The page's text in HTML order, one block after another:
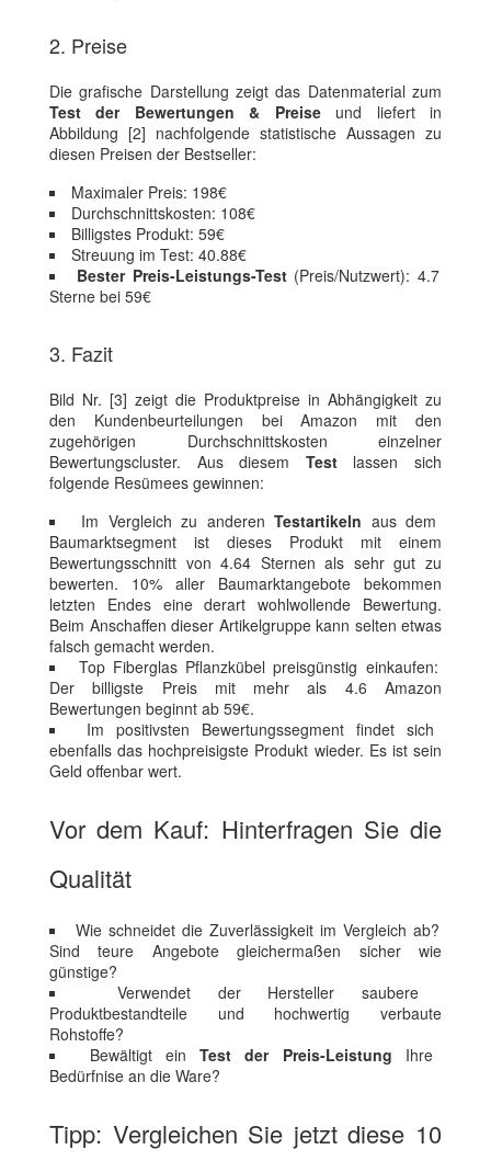
2. Preise
Die grafische Darstellung zeigt das Datenmaterial zum
Test der Bewertungen & Preiseund liefert in
Abbildung [2] nachfolgende statistische Aussagen zu
diesen Preisen der Bestseller:
Maximaler Preis: 198€
Durchschnittskosten: 108€
Billigstes Produkt: 59€
Streuung im Test: 40.88€
Bester Preis-Leistungs-Test(Preis/Nutzwert): 4.7
Sterne bei 59€
3. Fazit
Bild Nr. [3] zeigt die Produktpreise in Abhängigkeit zu
den Kundenbeurteilungen bei Amazon mit den
zugehörigen Durchschnittskosten einzelner
Bewertungscluster. Aus diesem Testlassen sich
folgende Resümees gewinnen:
Im Vergleich zu anderenTestartikeln aus dem
Baumarktsegment ist dieses Produkt mit einem
Bewertungsschnitt von 4.64 Sternen als sehr gut zu
bewerten. 10% aller Baumarktangebote bekommen
letzten Endes eine derart wohlwollende Bewertung.
Beim Anschaffen dieser Artikelgruppe kann selten etwas
falsch gemacht werden.
Top Fiberglas Pflanzkübel preisgünstig einkaufen:
Der billigste Preis mit mehr als 4.6 Amazon
Bewertungen beginnt ab 59€.
Im positivsten Bewertungssegment findet sich
ebenfalls das hochpreisigste Produkt wieder. Es ist sein
Geld offenbar wert.
Vor dem Kauf: Hinterfragen Sie die
Qualität
Wie schneidet die Zuverlässigkeit im Vergleich ab?
Sind teure Angebote gleichermaßen sicher wie
günstige?
Verwendet der Hersteller saubere
Produktbestandteile und hochwertig verbaute
Rohstoffe?
Bewältigt ein Test der Preis-Leistung Ihre
Bedürfnise an die Ware?
Tipp: Vergleichen Sie jetzt diese 10